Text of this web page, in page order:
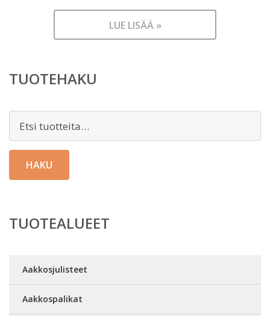
LUE LISÄÄ »
TUOTEHAKU
HAKU
TUOTEALUEET
Aakkosjulisteet
Aakkospalikat